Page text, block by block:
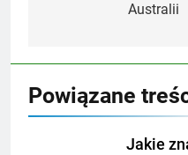
Australii
Powiązane
Jakie